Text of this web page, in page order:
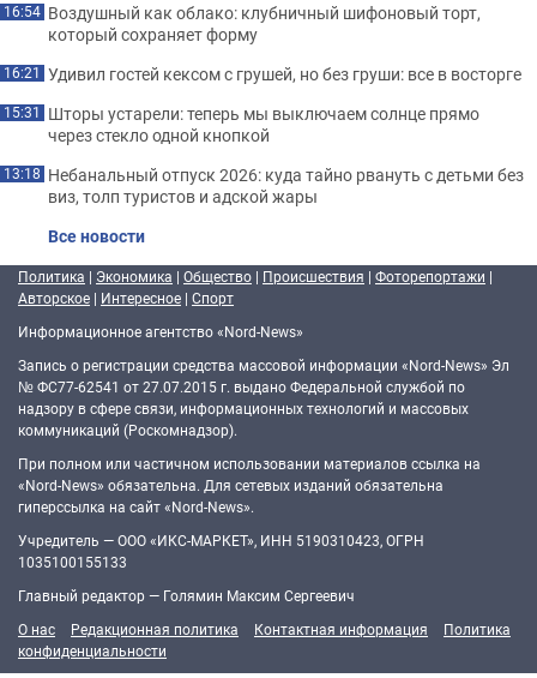
16:54 Воздушный как облако: клубничный шифоновый торт,
который сохраняет форму
16:21 Удивил гостей кексом с грушей, но без груши: все в восторге
15:31 Шторы устарели: теперь мы выключаем солнце прямо
через стекло одной кнопкой
13:18 Небанальный отпуск 2026: куда тайно рвануть с детьми без
виз, толп туристов и адской жары
Все новости
Политика | Экономика | Общество | Происшествия | Фоторепортажи |
Авторское | Интересное | Спорт
Информационное агентство «Nord-News»
Запись о регистрации средства массовой информации «Nord-News» Эл
№ ФС77-62541 от 27.07.2015 г. выдано Федеральной службой по
надзору в сфере связи, информационных технологий и массовых
коммуникаций (Роскомнадзор).
При полном или частичном использовании материалов ссылка на
«Nord-News» обязательна. Для сетевых изданий обязательна
гиперссылка на сайт «Nord-News».
Учредитель — ООО «ИКС-МАРКЕТ», ИНН 5190310423, ОГРН
1035100155133
Главный редактор — Голямин Максим Сергеевич
О нас
Редакционная политика Контактная информация
Политика
конфиденциальности